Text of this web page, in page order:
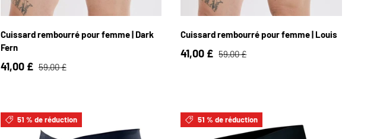
Cuissard rembourré pour femme | Dark
Fern
41,00 £ 59,00 £
XS
Cuissard rembourré pour femme | Louis
41,00 £ 59,00 £
L
51 % de réduction 51 % de réduction